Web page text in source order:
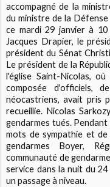
accompagné de la
du ministre de la
ce mardi 29 janvier à
Jacques Drapier, le
président du Sénat
Le président de la
l'église Saint-Nicolas,
composée d'officiels,
néocastriens, avait pris
recueillie. Nicolas
gendarmes tués. Pendant
mots de sympathie et
gendarmes Boyer,
communauté de
service dans la nuit du
un passage à niveau.